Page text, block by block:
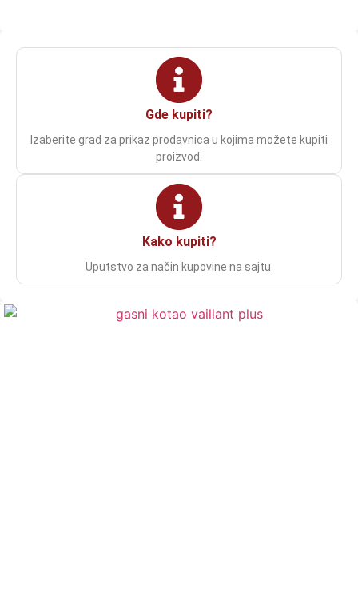
Gde kupiti?
Izaberite grad za prikaz prodavnica u kojima možete kupiti
proizvod.
Kako kupiti?
Uputstvo za način kupovine na sajtu.